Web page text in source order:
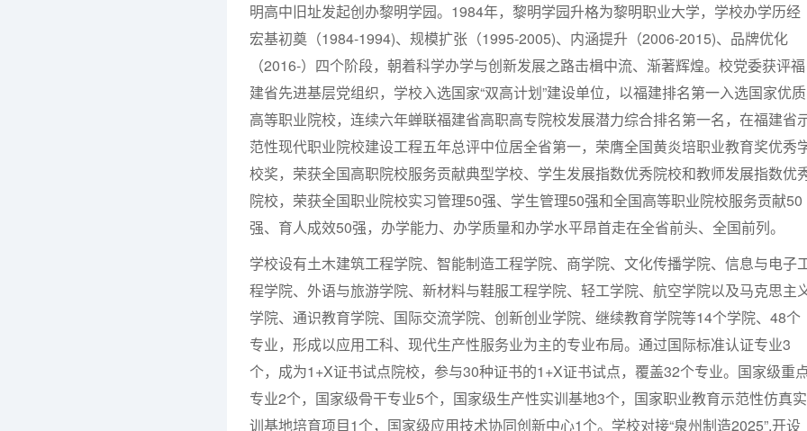
明高中旧址发起创办黎明学园。1984年，黎明学园升格为黎明职业大学，学校办学历经
宏基初奠（1984-1994)、规模扩张（1995-2005)、内涵提升（2006-2015)、品牌优化
（2016-）四个阶段，朝着科学办学与创新发展之路击楫中流、渐著辉煌。校党委获评福
建省先进基层党组织，学校入选国家“双高计划”建设单位，以福建排名第一入选国家优质
高等职业院校，连续六年蝉联福建省高职高专院校发展潜力综合排名第一名，在福建省
范性现代职业院校建设工程五年总评中位居全省第一，荣膺全国黄炎培职业教育奖优秀
校奖，荣获全国高职院校服务贡献典型学校、学生发展指数优秀院校和教师发展指数优
院校，荣获全国职业院校实习管理50强、学生管理50强和全国高等职业院校服务贡献50
强、育人成效50强，办学能力、办学质量和办学水平昂首走在全省前头、全国前列。
学校设有土木建筑工程学院、智能制造工程学院、商学院、文化传播学院、信息与电子
程学院、外语与旅游学院、新材料与鞋服工程学院、轻工学院、航空学院以及马克思主
学院、通识教育学院、国际交流学院、创新创业学院、继续教育学院等14个学院、48个
专业，形成以应用工科、现代生产性服务业为主的专业布局。通过国际标准认证专业3
个，成为1+X证书试点院校，参与30种证书的1+X证书试点，覆盖32个专业。国家级重
专业2个，国家级骨干专业5个，国家级生产性实训基地3个，国家职业教育示范性仿真实
训基地培育项目1个，国家级应用技术协同创新中心1个。学校对接“泉州制造2025”,开设